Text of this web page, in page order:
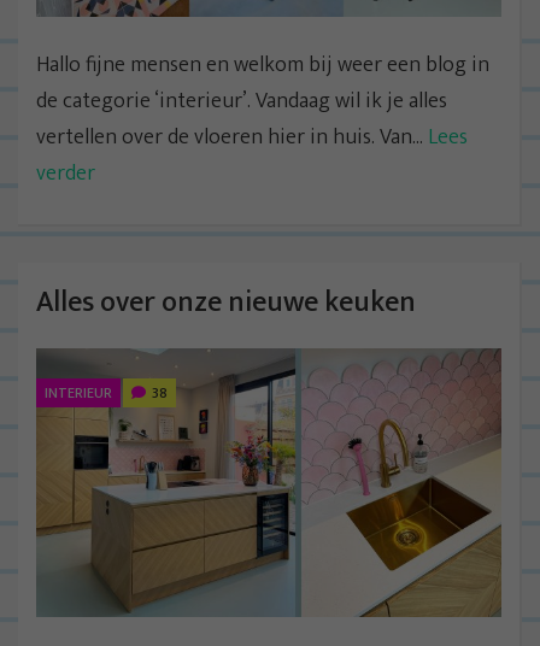
Hallo fijne mensen en welkom bij weer een blog in
de categorie ‘interieur’. Vandaag wil ik je alles
vertellen over de vloeren hier in huis. Van... Lees
verder
Alles over onze nieuwe keuken
INTERIEUR 38